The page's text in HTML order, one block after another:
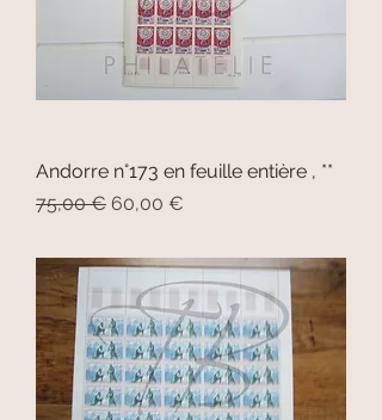
Andorre n°173 en feuille entière , **
Prix original
75,00 € Prix promotionnel
60,00 €